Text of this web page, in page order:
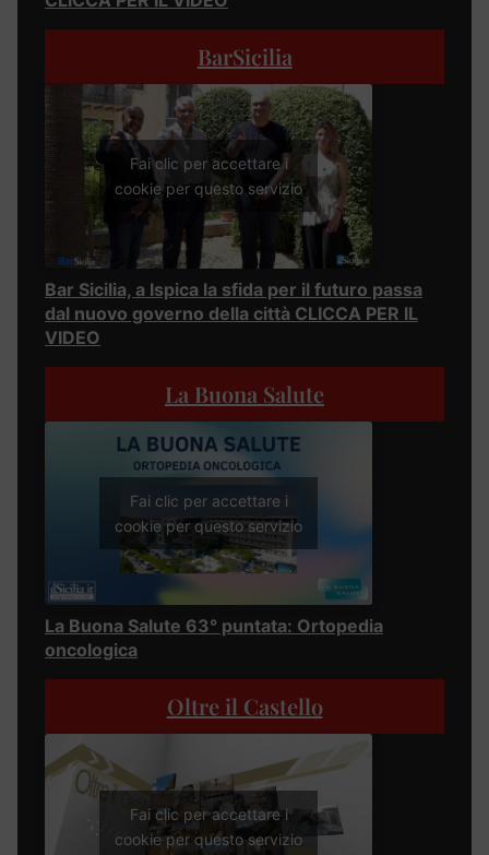
BarSicilia
Fai clic per accettare i
cookie per questo servizio
Bar Sicilia, a Ispica la sfida per il futuro passa
dal nuovo governo della città CLICCA PER IL
VIDEO
La Buona Salute
Fai clic per accettare i
cookie per questo servizio
La Buona Salute 63° puntata: Ortopedia
oncologica
Oltre il Castello
Fai clic per accettare i
cookie per questo servizio